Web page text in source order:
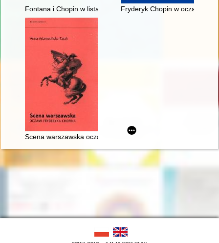
Fontana i Chopin w listach Fryderyk Chopin w oczach
Scena warszawska oczami Fryderyka Chopina